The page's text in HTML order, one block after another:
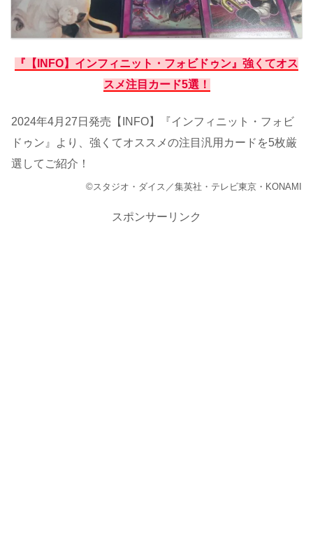
『【INFO】インフィニット・フォビドゥン』強くてオス
スメ注目カード5選！
2024年4月27日発売【INFO】『インフィニット・フォビ
ドゥン』より、強くてオススメの注目汎用カードを5枚厳
選してご紹介！
©スタジオ・ダイス／集英社・テレビ東京・KONAMI
スポンサーリンク